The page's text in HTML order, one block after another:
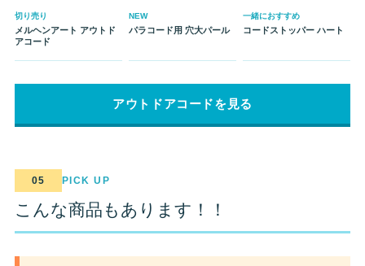
切り売り
メルヘンアート アウトド
アコード
NEW
パラコード用 穴大パール
一緒におすすめ
コードストッパー ハート
アウトドアコードを見る
05 PICK UP
こんな商品もあります！！